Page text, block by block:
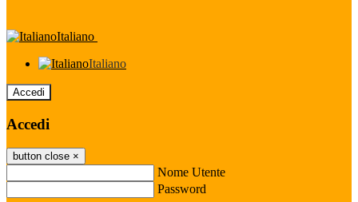
Italiano
Italiano
Accedi
Accedi
button close ×
Nome Utente
Password